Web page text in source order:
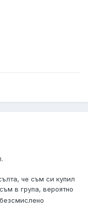
че съм си купил
в група, вероятно